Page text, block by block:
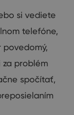
si vediete
telefóne,
povedomý,
za problém
spočítať,